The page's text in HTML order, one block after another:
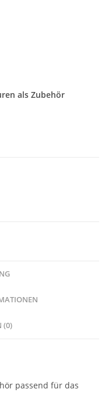
als Zubehör
(0)
passend für das